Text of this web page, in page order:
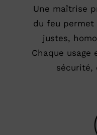
Une maîtrise
du feu permet
justes,
Chaque usage
sécurité,